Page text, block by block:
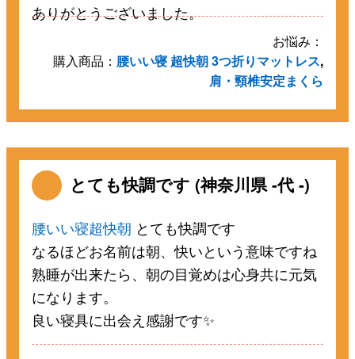
ありがとうございました。
お悩み：
購入商品： 腰いい寝 超快朝 3つ折りマットレス,
肩・頸椎安定まくら
とても快調です (神奈川県 -代 -)
腰いい寝超快朝 とても快調です
なるほどお名前は朝、快いという意味ですね
熟睡が出来たら、朝の目覚めは心身共に元気
になります。
良い寝具に出会え感謝です✨